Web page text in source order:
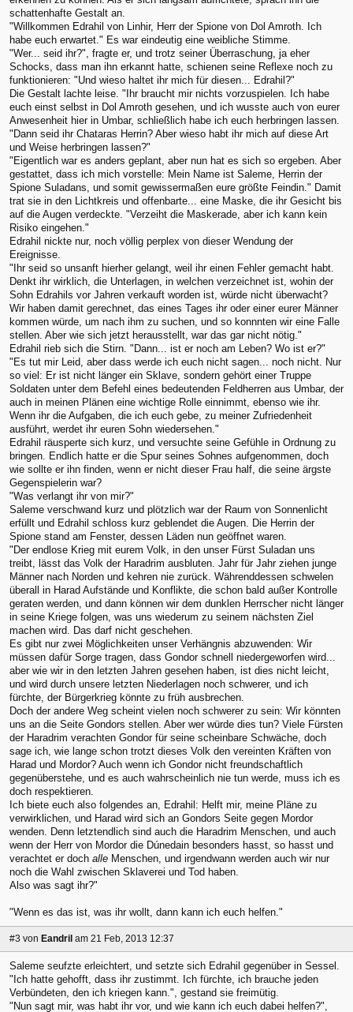
schattenhafte Gestalt an.
"Willkommen Edrahil von Linhir, Herr der Spione von Dol Amroth. Ich
habe euch erwartet." Es war eindeutig eine weibliche Stimme.
"Wer... seid ihr?", fragte er, und trotz seiner Überraschung, ja eher
Schocks, dass man ihn erkannt hatte, schienen seine Reflexe noch zu
funktionieren: "Und wieso haltet ihr mich für diesen... Edrahil?"
Die Gestalt lachte leise. "Ihr braucht mir nichts vorzuspielen. Ich habe
euch einst selbst in Dol Amroth gesehen, und ich wusste auch von eurer
Anwesenheit hier in Umbar, schließlich habe ich euch herbringen lassen.
"Dann seid ihr Chataras Herrin? Aber wieso habt ihr mich auf diese Art
und Weise herbringen lassen?"
"Eigentlich war es anders geplant, aber nun hat es sich so ergeben. Aber
gestattet, dass ich mich vorstelle: Mein Name ist Saleme, Herrin der
Spione Suladans, und somit gewissermaßen eure größte Feindin." Damit
trat sie in den Lichtkreis und offenbarte... eine Maske, die ihr Gesicht bis
auf die Augen verdeckte. "Verzeiht die Maskerade, aber ich kann kein
Risiko eingehen."
Edrahil nickte nur, noch völlig perplex von dieser Wendung der
Ereignisse.
"Ihr seid so unsanft hierher gelangt, weil ihr einen Fehler gemacht habt.
Denkt ihr wirklich, die Unterlagen, in welchen verzeichnet ist, wohin der
Sohn Edrahils vor Jahren verkauft worden ist, würde nicht überwacht?
Wir haben damit gerechnet, das eines Tages ihr oder einer eurer Männer
kommen würde, um nach ihm zu suchen, und so konnnten wir eine Falle
stellen. Aber wie sich jetzt herausstellt, war das gar nicht nötig."
Edrahil rieb sich die Stirn. "Dann... ist er noch am Leben? Wo ist er?"
"Es tut mir Leid, aber dass werde ich euch nicht sagen... noch nicht. Nur
so viel: Er ist nicht länger ein Sklave, sondern gehört einer Truppe
Soldaten unter dem Befehl eines bedeutenden Feldherren aus Umbar, der
auch in meinen Plänen eine wichtige Rolle einnimmt, ebenso wie ihr.
Wenn ihr die Aufgaben, die ich euch gebe, zu meiner Zufriedenheit
ausführt, werdet ihr euren Sohn wiedersehen."
Edrahil räusperte sich kurz, und versuchte seine Gefühle in Ordnung zu
bringen. Endlich hatte er die Spur seines Sohnes aufgenommen, doch
wie sollte er ihn finden, wenn er nicht dieser Frau half, die seine ärgste
Gegenspielerin war?
"Was verlangt ihr von mir?"
Saleme verschwand kurz und plötzlich war der Raum von Sonnenlicht
erfüllt und Edrahil schloss kurz geblendet die Augen. Die Herrin der
Spione stand am Fenster, dessen Läden nun geöffnet waren.
"Der endlose Krieg mit eurem Volk, in den unser Fürst Suladan uns
treibt, lässt das Volk der Haradrim ausbluten. Jahr für Jahr ziehen junge
Männer nach Norden und kehren nie zurück. Währenddessen schwelen
überall in Harad Aufstände und Konflikte, die schon bald außer Kontrolle
geraten werden, und dann können wir dem dunklen Herrscher nicht länger
in seine Kriege folgen, was uns wiederum zu seinem nächsten Ziel
machen wird. Das darf nicht geschehen.
Es gibt nur zwei Möglichkeiten unser Verhängnis abzuwenden: Wir
müssen dafür Sorge tragen, dass Gondor schnell niedergeworfen wird...
aber wie wir in den letzten Jahren gesehen haben, ist dies nicht leicht,
und wird durch unsere letzten Niederlagen noch schwerer, und ich
fürchte, der Bürgerkrieg könnte zu früh ausbrechen.
Doch der andere Weg scheint vielen noch schwerer zu sein: Wir könnten
uns an die Seite Gondors stellen. Aber wer würde dies tun? Viele Fürsten
der Haradrim verachten Gondor für seine scheinbare Schwäche, doch
sage ich, wie lange schon trotzt dieses Volk den vereinten Kräften von
Harad und Mordor? Auch wenn ich Gondor nicht freundschaftlich
gegenüberstehe, und es auch wahrscheinlich nie tun werde, muss ich es
doch respektieren.
Ich biete euch also folgendes an, Edrahil: Helft mir, meine Pläne zu
verwirklichen, und Harad wird sich an Gondors Seite gegen Mordor
wenden. Denn letztendlich sind auch die Haradrim Menschen, und auch
wenn der Herr von Mordor die Dúnedain besonders hasst, so hasst und
verachtet er doch alle Menschen, und irgendwann werden auch wir nur
noch die Wahl zwischen Sklaverei und Tod haben.
Also was sagt ihr?"
"Wenn es das ist, was ihr wollt, dann kann ich euch helfen."
#3 von Eandril am 21 Feb, 2013 12:37
Saleme seufzte erleichtert, und setzte sich Edrahil gegenüber in Sessel.
"Ich hatte gehofft, dass ihr zustimmt. Ich fürchte, ich brauche jeden
Verbündeten, den ich kriegen kann.", gestand sie freimütig.
"Nun sagt mir, was habt ihr vor, und wie kann ich euch dabei helfen?",